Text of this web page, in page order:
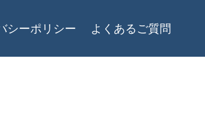
シーポリシー よくあるご質問